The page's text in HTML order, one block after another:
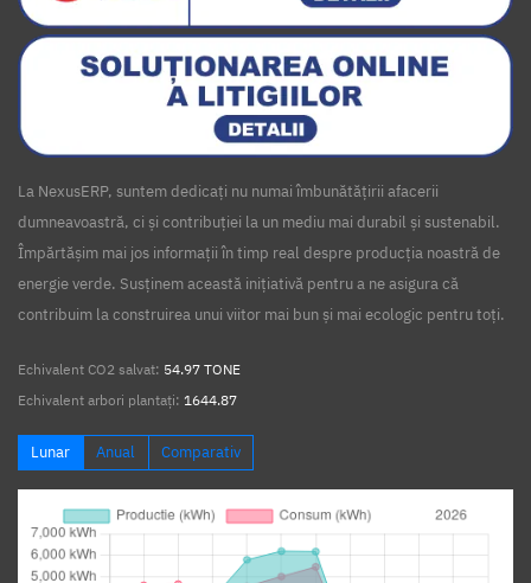
La NexusERP, suntem dedicați nu numai îmbunătățirii afacerii
dumneavoastră, ci și contribuției la un mediu mai durabil și sustenabil.
Împărtășim mai jos informații în timp real despre producția noastră de
energie verde. Susținem această inițiativă pentru a ne asigura că
contribuim la construirea unui viitor mai bun și mai ecologic pentru toți.
Echivalent CO2 salvat: 54.97 TONE
Echivalent arbori plantați: 1644.87
Lunar Anual Comparativ